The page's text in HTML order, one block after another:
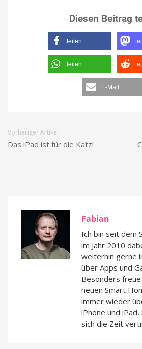
Diesen Beitrag
teilen
teilen
E-Mail
Vorheriger Artikel
Das iPad ist für die Katz!
Fabian
Ich bin seit dem
im Jahr 2010
weiterhin gerne
über Apps und
Besonders freue
neuen Smart
immer wieder
iPhone und
sich die Zeit